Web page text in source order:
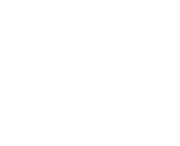
La nueva presidenta del
Estabilizado el incendio
19 familias aún desalojadas y un